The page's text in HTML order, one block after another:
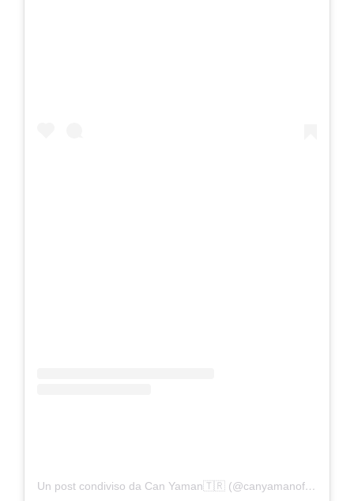
Un post condiviso da Can Yaman🇹🇷 (@canyamanofficialpage)